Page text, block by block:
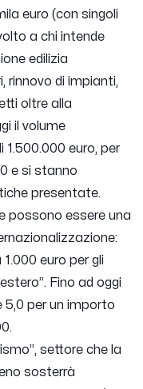
euro (con singoli
a chi intende
edilizia
rinnovo di impianti,
oltre alla
il volume
euro, per
e si stanno
presentate.
possono essere una
euro per gli
”. Fino ad oggi
per un importo
”, settore che la
sosterrà